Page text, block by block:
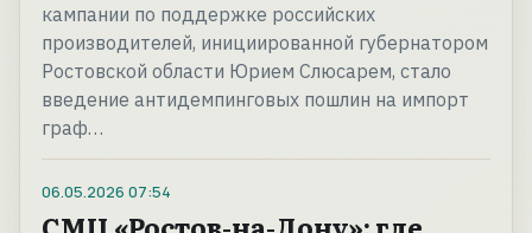
кампании по поддержке российских
производителей, инициированной губернатором
Ростовской области Юрием Слюсарем, стало
введение антидемпинговых пошлин на импорт
граф…
06.05.2026 07:54